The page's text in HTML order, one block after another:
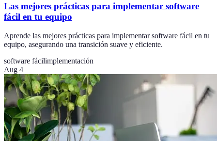
Las mejores prácticas para implementar software
fácil en tu equipo
Aprende las mejores prácticas para implementar software fácil en tu
equipo, asegurando una transición suave y eficiente.
software fácilimplementación
Aug 4